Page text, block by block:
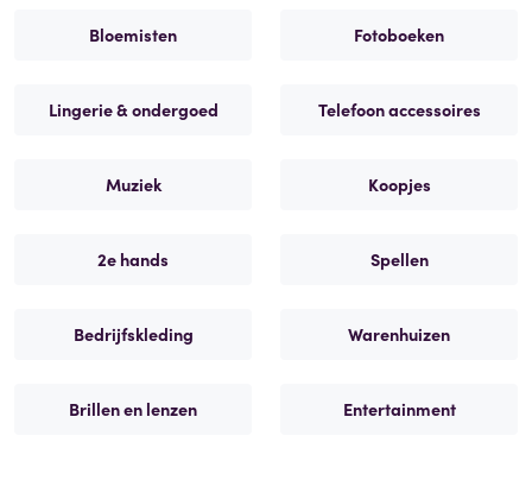
Bloemisten Fotoboeken
Lingerie & ondergoed Telefoon accessoires
Muziek Koopjes
2e hands Spellen
Bedrijfskleding Warenhuizen
Brillen en lenzen Entertainment